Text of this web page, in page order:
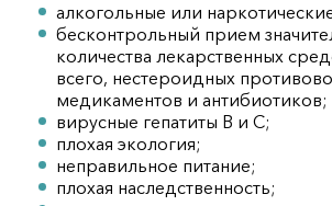
алкогольные или
бесконтрольный прием
количества лекарственных
всего, нестероидных
медикаментов и антибиотиков;
вирусные гепатиты В и С;
плохая экология;
неправильное питание;
плохая наследственность;